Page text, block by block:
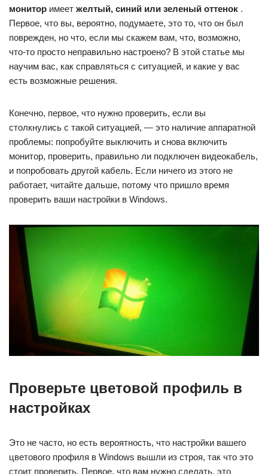
монитор имеет желтый, синий или зеленый оттенок .
Первое, что вы, вероятно, подумаете, это то, что он был
поврежден, но что, если мы скажем вам, что, возможно,
что-то просто неправильно настроено? В этой статье мы
научим вас, как справляться с ситуацией, и какие у вас
есть возможные решения.
Конечно, первое, что нужно проверить, если вы
столкнулись с такой ситуацией, — это наличие аппаратной
проблемы: попробуйте выключить и снова включить
монитор, проверить, правильно ли подключен видеокабель,
и попробовать другой кабель. Если ничего из этого не
работает, читайте дальше, потому что пришло время
проверить ваши настройки в Windows.
Проверьте цветовой профиль в
настройках
Это не часто, но есть вероятность, что настройки вашего
цветового профиля в Windows вышли из строя, так что это
стоит проверить. Первое, что вам нужно сделать, это